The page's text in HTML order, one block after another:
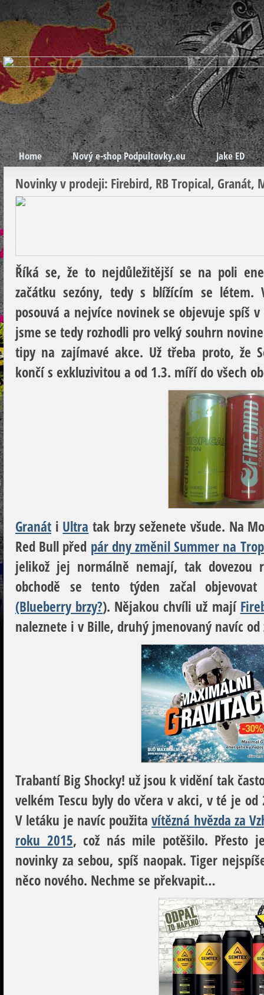
Home Nový e-shop Podpultovky.eu Jake ED
Novinky v prodeji: Firebird, RB Tropical, Granát,
Říká se, že to nejdůležitější se na poli
začátku sezóny, tedy s blížícím se létem.
posouvá a nejvíce novinek se objevuje spíš
jsme se tedy rozhodli pro velký souhrn
tipy na zajímavé akce. Už třeba proto, že
končí s exkluzivitou a od 1.3. míří do všech
Granát i Ultra tak brzy seženete všude. Na
Red Bull před pár dny změnil Summer na
jelikož jej normálně nemají, tak dovezou
obchodě se tento týden začal
(Blueberry brzy?). Nějakou chvíli už mají
naleznete i v Bille, druhý jmenovaný navíc
Trabantí Big Shocky! už jsou k vidění tak
velkém Tescu byly do včera v akci, v té je
V letáku je navíc použitavítězná hvězda za
roku 2015, což nás mile potěšilo. Přesto
novinky za sebou, spíš naopak.Tiger
něco nového. Nechme se překvapit…